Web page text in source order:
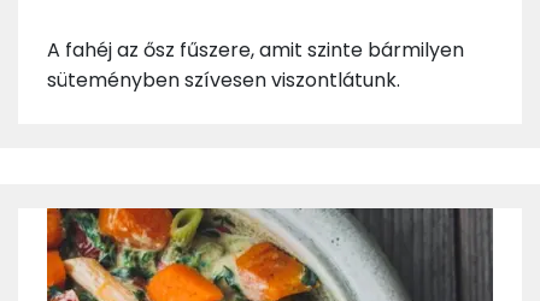
A fahéj az ősz fűszere, amit szinte bármilyen
süteményben szívesen viszontlátunk.